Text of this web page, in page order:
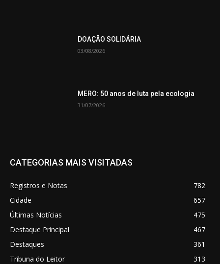
DOAÇÃO SOLIDÁRIA
03/08/2026
MERO: 50 anos de luta pela ecologia
31/07/2026
CATEGORIAS MAIS VISITADAS
Registros e Notas
782
Cidade
657
Últimas Notícias
475
Destaque Principal
467
Destaques
361
Tribuna do Leitor
313